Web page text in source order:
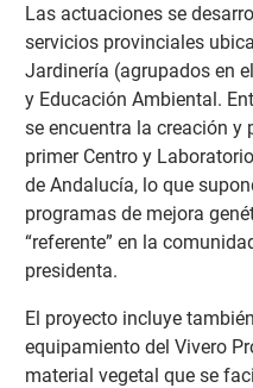
Las actuaciones se
servicios provinciales
Jardinería (agrupados en
y Educación Ambiental.
se encuentra la creación
primer Centro y
de Andalucía, lo que
programas de mejora
“referente” en la
presidenta.
El proyecto incluye
equipamiento del Vivero
material vegetal que se